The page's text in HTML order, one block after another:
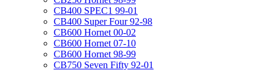
CB400 SPEC1 99-01
CB400 Super Four 92-98
CB600 Hornet 00-02
CB600 Hornet 07-10
CB600 Hornet 98-99
CB750 Seven Fifty 92-01